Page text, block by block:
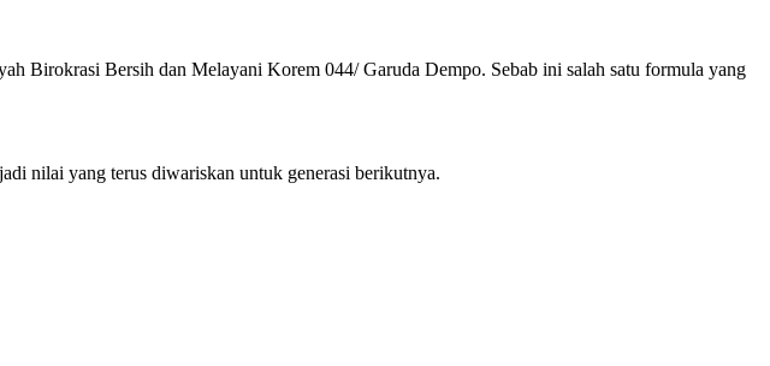
Birokrasi Bersih dan Melayani Korem 044/ Garuda Dempo. Sebab ini salah satu formula yang
nilai yang terus diwariskan untuk generasi berikutnya.